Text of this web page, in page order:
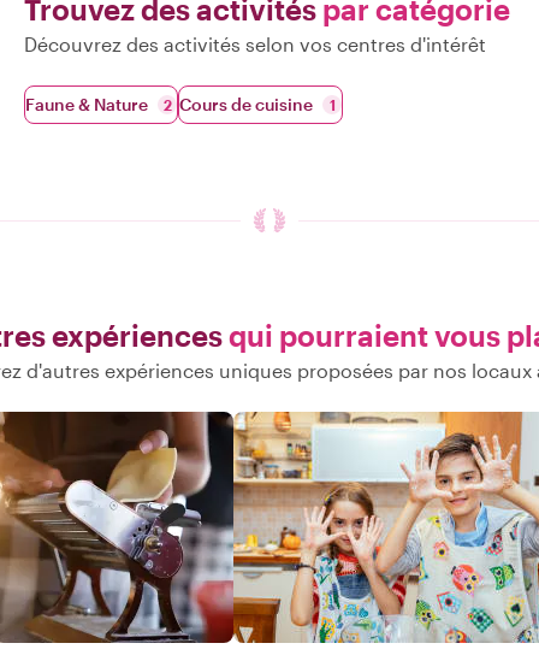
Trouvez des activités par catégorie
Découvrez des activités selon vos centres d'intérêt
Faune & Nature 2 Cours de cuisine 1
expériencesqui pourraient vous
d'autres expériences uniques proposées par nos locaux